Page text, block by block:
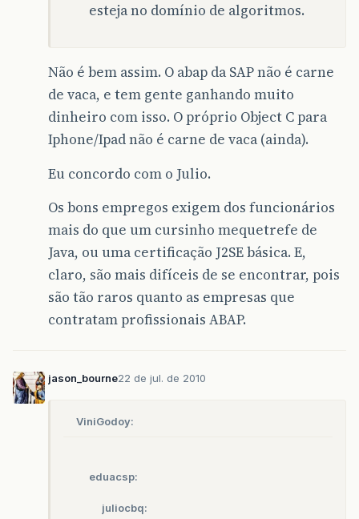
esteja no domínio de algoritmos.
Não é bem assim. O abap da SAP não é carne
de vaca, e tem gente ganhando muito
dinheiro com isso. O próprio Object C para
Iphone/Ipad não é carne de vaca (ainda).
Eu concordo com o Julio.
Os bons empregos exigem dos funcionários
mais do que um cursinho mequetrefe de
Java, ou uma certificação J2SE básica. E,
claro, são mais difíceis de se encontrar, pois
são tão raros quanto as empresas que
contratam profissionais ABAP.
jason_bourne22 de jul. de 2010
ViniGodoy:
eduacsp:
juliocbq: